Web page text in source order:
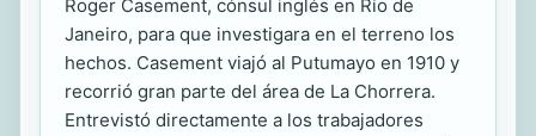
Roger Casement, cónsul inglés en Río de
Janeiro, para que investigara en el terreno los
hechos. Casement viajó al Putumayo en 1910 y
recorrió gran parte del área de La Chorrera.
Entrevistó directamente a los trabajadores